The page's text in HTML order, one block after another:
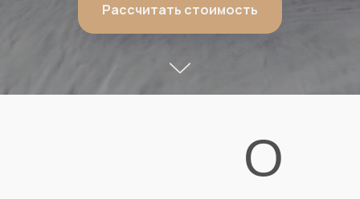
Рассчитать стоимость
О